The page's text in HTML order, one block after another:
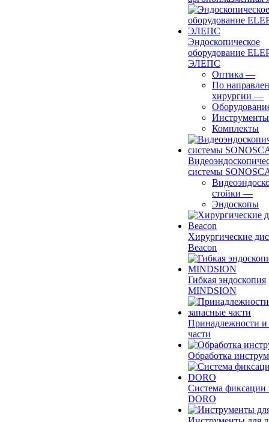
Эндоскопическое
оборудование
ЭЛЕПС
Оптика —
По
хирургии —
Инструменты
Комплекты
системы
стойки —
Эндоскопы
Хирургические
Beacon
Гибкая эндоскопия
MINDSION
Принадлежности и
части
Обработка
Система фиксации
DORO